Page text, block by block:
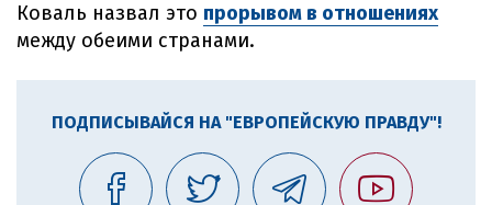
Коваль назвал это прорывом в отношениях
между обеими странами.
ПОДПИСЫВАЙСЯ НА "ЕВРОПЕЙСКУЮ ПРАВДУ"!